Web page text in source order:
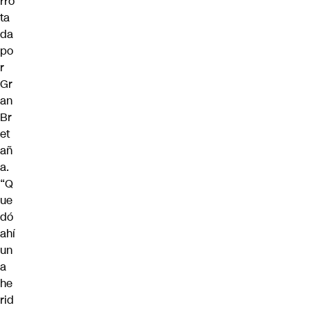
ta
da
po
r
Gr
an
Br
et
añ
a.
“Q
ue
dó
ahí
un
a
he
rid